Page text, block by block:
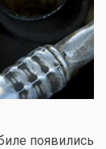
появились